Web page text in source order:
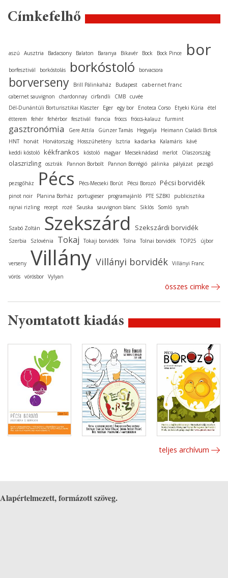
Címkefelhő
aszú Ausztria Badacsony Balaton Baranya Bikavér Bock Bock Pince bor
borfesztivál borkóstolás borkóstoló borvacsora
borverseny Brill Pálinkaház Budapest cabernet franc
cabernet sauvignon chardonnay cirfandli CMB cuvée
Dél-Dunántúli Borturisztikai Klaszter
Eger egy bor Enoteca Corso Etyeki Kúria
étel
étterem
fehér fehérbor fesztivál francia fröccs fröccs-kalauz furmint
gasztronómia Gere Attila Günzer Tamás Hegyalja
Heimann Családi Birtok
HNT
horvát Horvátország Hosszúhetény Isztria kadarka Kalamáris
kávé
keddi kóstoló kékfrankos kóstoló magyar Mecseknádasd merlot Olaszország
olaszrizling osztrák Pannon Borbolt Pannon Borrégió pálinka pályázat pezsgő
pezsgőház Pécs Pécs-Mecseki Borút Pécsi Borozó Pécsi borvidék
pinot noir Planina Borház portugieser programajánló PTE SZBKI
publicisztika
rajnai rizling
recept rozé Sauska sauvignon blanc Siklós Somló syrah
Szabó Zoltán Szekszárd Szekszárdi borvidék
Szerbia Szlovénia Tokaj Tokaji borvidék Tolna Tolnai borvidék TOP25 újbor
verseny Villány Villányi borvidék Villányi Franc
vörös vörösbor Vylyan
összes cimke
Nyomtatott kiadás
teljes archívum
Alapértelmezett, formázott szöveg.